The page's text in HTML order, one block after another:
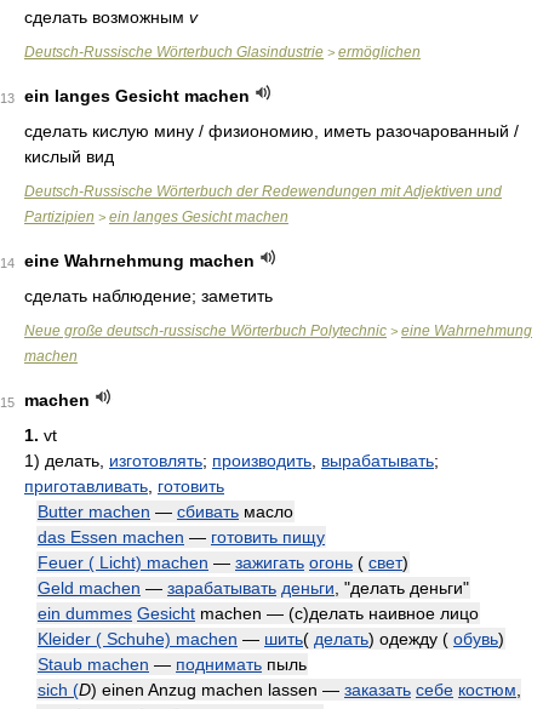
сделать возможным v
Deutsch-Russische Wörterbuch Glasindustrie > ermöglichen
13
ein langes Gesicht machen
сделать кислую мину / физиономию, иметь разочарованный /
кислый вид
Deutsch-Russische Wörterbuch der Redewendungen mit Adjektiven und
Partizipien > ein langes Gesicht machen
14
eine Wahrnehmung machen
сделать наблюдение; заметить
Neue große deutsch-russische Wörterbuch Polytechnic > eine Wahrnehmung
machen
15
machen
1. vt
1) делать, изготовлять; производить вырабатывать;
приготавливать готовить
Butter machen — сбивать масло
das Essen machen — готовить пищу
Feuer ( Licht) machen — зажигать огонь ( свет)
Geld machen — зарабатывать деньги , "делать деньги"
ein dummes Gesicht machen — (с)делать наивное лицо
Kleider ( Schuhe) machen — шить( делать) одежду ( обувь)
Staub machen — поднимать пыль
sich (D) einen Anzug machen lassen — заказать себе костюм